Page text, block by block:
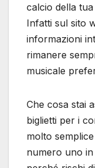
questa
acquistare i
pochissimi
articoli
TRASLOCHI
convenienti
capitale!